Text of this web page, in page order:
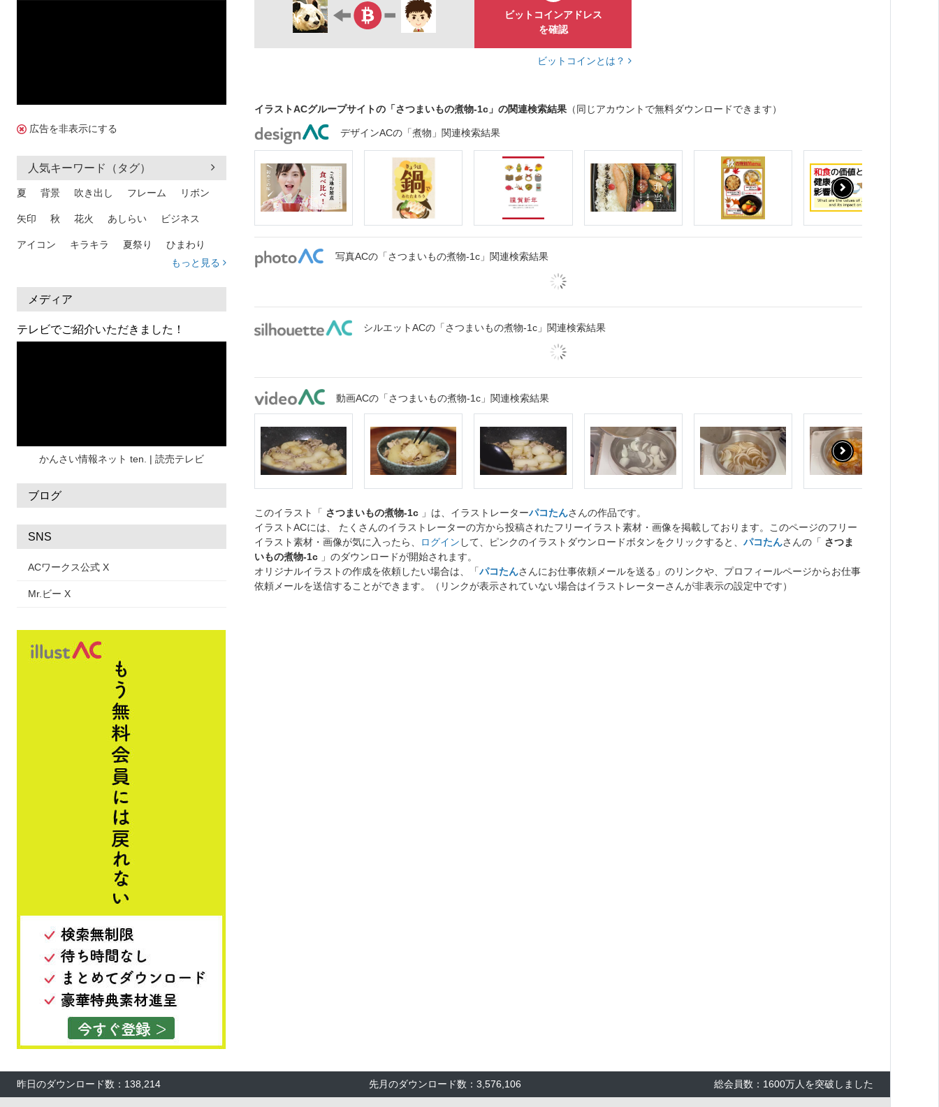
広告を非表示にする
人気キーワード（タグ）
夏 背景 吹き出し フレーム リボン
矢印 秋 花火 あしらい ビジネス
アイコン キラキラ 夏祭り ひまわり
熱中症
人物 暑中見舞い
日本地図 海
もっと見る
メディア
テレビでご紹介いただきました！
かんさい情報ネット ten. | 読売テレビ
ブログ
SNS
ACワークス公式 X
Mr.ビー X
ビットコインアドレス
を確認
ビットコインとは？
イラストACグループサイトの「さつまいもの煮物-1c」の関連検索結果 （同じアカウントで無料ダウンロードできます）
デザインACの「煮物」関連検索結果
写真ACの「さつまいもの煮物-1c」関連検索結果
シルエットACの「さつまいもの煮物-1c」関連検索結果
動画ACの「さつまいもの煮物-1c」関連検索結果
このイラスト「 さつまいもの煮物-1c 」は、イラストレーターパコたんさんの作品です。
イラストACには、 たくさんのイラストレーターの方から投稿されたフリーイラスト素材・画像を掲載しております。このページのフリー
イラスト素材・画像が気に入ったら、
ログイン して、ピンクのイラストダウンロードボタンをクリックすると、 パコたんさんの「 さつま
いもの煮物-1c 」のダウンロードが開始されます。
オリジナルイラストの作成を依頼したい場合は、「パコたんさんにお仕事依頼メールを送る」のリンクや、プロフィールページからお仕事
依頼メールを送信することができます。（リンクが表示されていない場合はイラストレーターさんが非表示の設定中です）
昨日のダウンロード数：138,214 先月のダウンロード数：3,576,106 総会員数：1600万人を突破しました